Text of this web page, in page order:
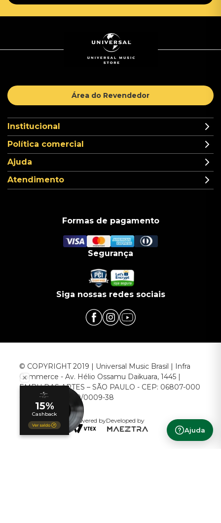
Ajuda
Área do Revendedor
Institucional
Política comercial
Ajuda
Atendimento
Formas de pagamento
Segurança
Siga nossas redes sociais
© COPYRIGHT 2019 | Universal Music Brasil | Infra
Commerce - Av. Hélio Ossamu Daikuara, 1445 |
EMBU DAS ARTES – SÃO PAULO - CEP: 06807-000
CNPJ: 00.952.789/0009-38
Powered byDeveloped by